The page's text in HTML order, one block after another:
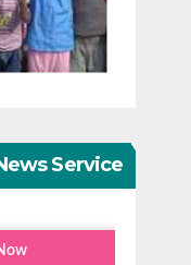
Service